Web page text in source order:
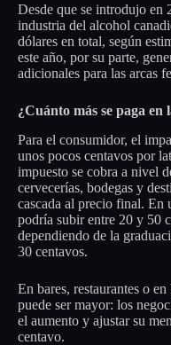
Desde que se introdujo en
industria del alcohol
dólares en total, según
este año, por su parte,
adicionales para las arcas
¿Cuánto más se paga en
Para el consumidor, el
unos pocos centavos por
impuesto se cobra a nivel
cervecerías, bodegas y
cascada al precio final. En
podría subir entre 20 y 50
dependiendo de la
30 centavos.
En bares, restaurantes o
puede ser mayor: los
el aumento y ajustar su
centavo.